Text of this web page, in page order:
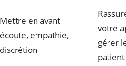
Mettre en avant
écoute, empathie,
discrétion
votre
gérer
patient